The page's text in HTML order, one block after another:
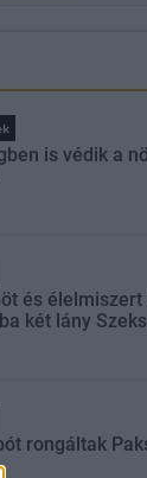
is védik a
és élelmiszert
két lány
rongáltak